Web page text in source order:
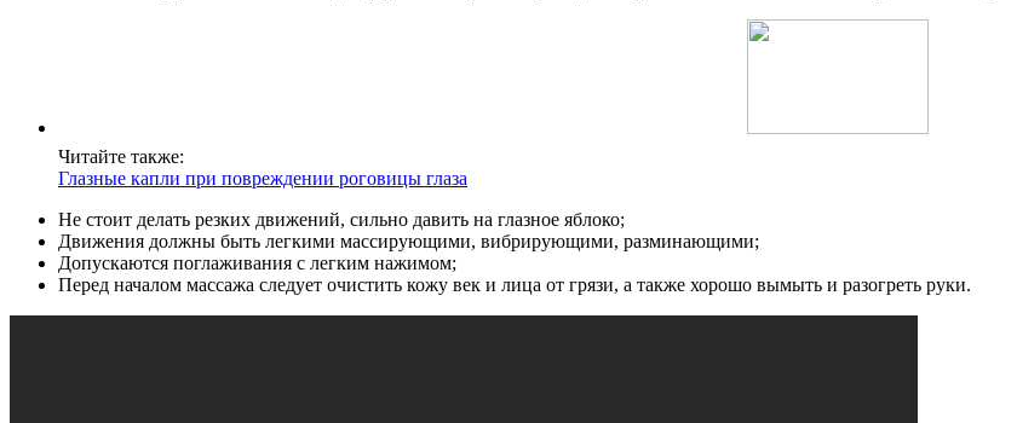
Читайте также:
Глазные капли при повреждении роговицы глаза
Не стоит делать резких движений, сильно давить на глазное яблоко;
Движения должны быть легкими массирующими, вибрирующими, разминающими;
Допускаются поглаживания с легким нажимом;
Перед началом массажа следует очистить кожу век и лица от грязи, а также хорошо вымыть и разогреть руки.